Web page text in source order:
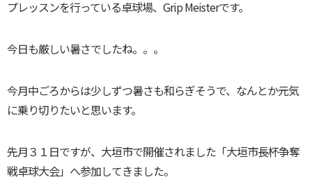
プレッスンを行っている卓球場、Grip Meisterです。
今日も厳しい暑さでしたね。。。
今月中ごろからは少しずつ暑さも和らぎそうで、なんとか元気
に乗り切りたいと思います。
先月３１日ですが、大垣市で開催されました「大垣市長杯争奪
戦卓球大会」へ参加してきました。